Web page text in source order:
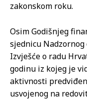
zakonskom roku.
Osim Godišnjeg
sjednicu
Izvješće o radu
godinu iz kojeg je
aktivnosti
usvojenog na